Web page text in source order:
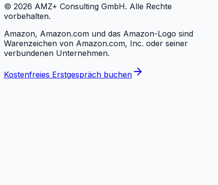
© 2026 AMZ+ Consulting GmbH. Alle Rechte
vorbehalten.
Amazon, Amazon.com und das Amazon-Logo sind
Warenzeichen von Amazon.com, Inc. oder seiner
verbundenen Unternehmen.
Kostenfreies Erstgespräch buchen